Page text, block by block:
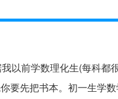
以前学数理化生(每科都
要先把书本。初一生学